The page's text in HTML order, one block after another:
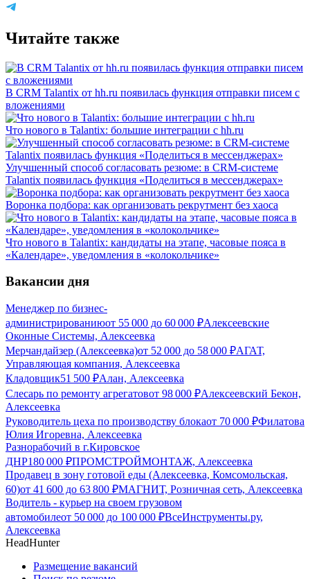
Читайте также
В CRM Talantix от hh.ru появилась функция отправки писем с
вложениями
Что нового в Talantix: большие интеграции с hh.ru
Улучшенный способ согласовать резюме: в CRM-системе
Talantix появилась функция «Поделиться в мессенджерах»
Воронка подбора: как организовать рекрутмент без хаоса
Что нового в Talantix: кандидаты на этапе, часовые пояса в
«Календаре», уведомления в «колокольчике»
Вакансии дня
Менеджер по бизнес-
администрированиюот 55 000 до 60 000 ₽Алексеевские
Оконные Системы, Алексеевка
Мерчандайзер (Алексеевка)от 52 000 до 58 000 ₽АГАТ,
Управляющая компания, Алексеевка
Кладовщик51 500 ₽Алан, Алексеевка
Слесарь по ремонту агрегатовот 98 000 ₽Алексеевский Бекон,
Алексеевка
Руководитель цеха по производству блокаот 70 000 ₽Филатова
Юлия Игоревна, Алексеевка
Разнорабочий в г.Кировское
ДНР180 000 ₽ПРОМСТРОЙМОНТАЖ, Алексеевка
Продавец в зону готовой еды (Алексеевка, Комсомольская,
60)от 41 600 до 63 800 ₽МАГНИТ, Розничная сеть, Алексеевка
Водитель - курьер на своем грузовом
автомобилеот 50 000 до 100 000 ₽ВсеИнструменты.ру,
Алексеевка
HeadHunter
Размещение вакансий